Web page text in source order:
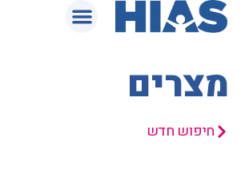
מצרים
חיפוש חדש